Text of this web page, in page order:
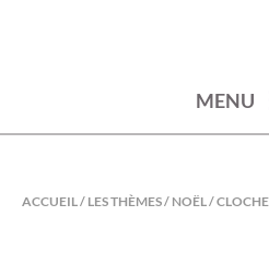
MENU
ACCUEIL/ LES THÈMES/ NOËL/